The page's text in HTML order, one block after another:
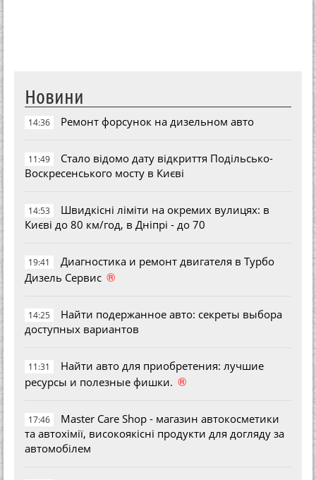
Новини
14:36 Ремонт форсунок на дизельном авто
11:49
Стало відомо дату відкриття Подільсько-
Воскресенського мосту в Києві
14:53
Швидкісні ліміти на окремих вулицях: в
Києві до 80 км/год, в Дніпрі - до 70
19:41
Диагностика и ремонт двигателя в Турбо
Дизель Сервис ®
14:25
Найти подержанное авто: секреты выбора
доступных вариантов
11:31
Найти авто для приобретения: лучшие
ресурсы и полезные фишки. ®
17:46
Master Care Shop - магазин автокосметики
та автохімії, високоякісні продукти для догляду за
автомобілем